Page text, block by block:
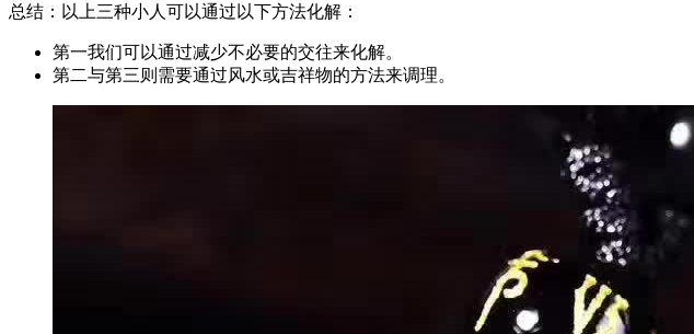
总结：以上三种小人可以通过以下方法化解：
第一我们可以通过减少不必要的交往来化解。
第二与第三则需要通过风水或吉祥物的方法来调理。